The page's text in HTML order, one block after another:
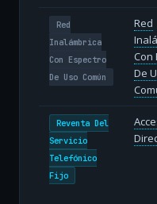
Red
Inalámbrica
Con Espectro
De Uso Común
Red
Con
De
Reventa Del
Servicio
Telefónico
Fijo